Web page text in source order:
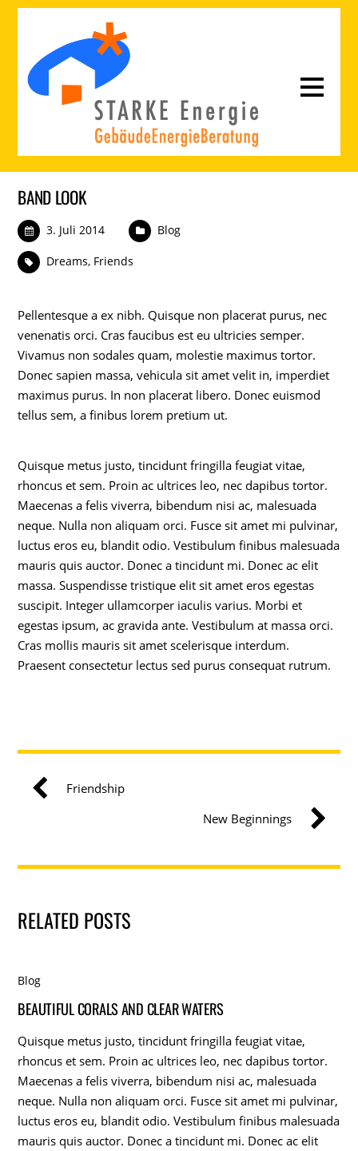
BAND LOOK
3. Juli 2014 Blog
Dreams, Friends
Pellentesque a ex nibh. Quisque non placerat purus, nec
venenatis orci. Cras faucibus est eu ultricies semper.
Vivamus non sodales quam, molestie maximus tortor.
Donec sapien massa, vehicula sit amet velit in, imperdiet
maximus purus. In non placerat libero. Donec euismod
tellus sem, a finibus lorem pretium ut.
Quisque metus justo, tincidunt fringilla feugiat vitae,
rhoncus et sem. Proin ac ultrices leo, nec dapibus tortor.
Maecenas a felis viverra, bibendum nisi ac, malesuada
neque. Nulla non aliquam orci. Fusce sit amet mi pulvinar,
luctus eros eu, blandit odio. Vestibulum finibus malesuada
mauris quis auctor. Donec a tincidunt mi. Donec ac elit
massa. Suspendisse tristique elit sit amet eros egestas
suscipit. Integer ullamcorper iaculis varius. Morbi et
egestas ipsum, ac gravida ante. Vestibulum at massa orci.
Cras mollis mauris sit amet scelerisque interdum.
Praesent consectetur lectus sed purus consequat rutrum.
Friendship
New Beginnings
RELATED POSTS
Blog
BEAUTIFUL CORALS AND CLEAR WATERS
Quisque metus justo, tincidunt fringilla feugiat vitae,
rhoncus et sem. Proin ac ultrices leo, nec dapibus tortor.
Maecenas a felis viverra, bibendum nisi ac, malesuada
neque. Nulla non aliquam orci. Fusce sit amet mi pulvinar,
luctus eros eu, blandit odio. Vestibulum finibus malesuada
mauris quis auctor. Donec a tincidunt mi. Donec ac elit